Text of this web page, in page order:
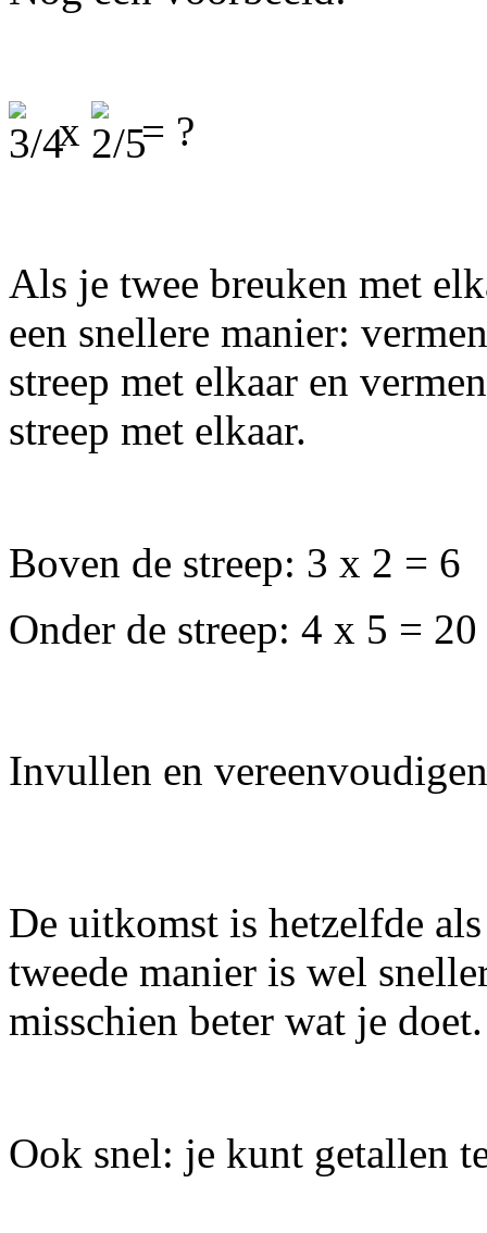
x = ?
Als je twee breuken met
een snellere manier:
streep met elkaar en
streep met elkaar.
Boven de streep: 3 x 2 = 6
Onder de streep: 4 x 5 = 20
Invullen en
De uitkomst is hetzelfde
tweede manier is wel
misschien beter wat je doet.
Ook snel: je kunt getallen